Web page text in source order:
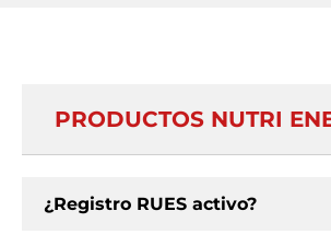
PRODUCTOS NUTRI
¿Registro RUES activo?